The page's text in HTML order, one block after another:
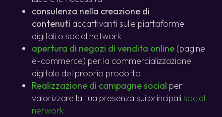
consulenza nella creazione di
contenuti accattivanti sulle piattaforme
digitali o social network
apertura di negozi di vendita online (pagine
e-commerce) per la commercializzazione
digitale del proprio prodotto
Realizzazione di campagne social per
valorizzare la tua presenza sui principali social
network